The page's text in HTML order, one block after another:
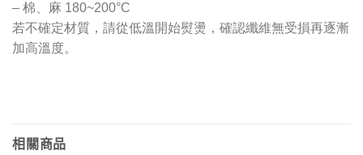
– 棉、麻 180~200°C
若不確定材質，請從低溫開始熨燙，確認纖維無受損再逐漸
加高溫度。
相關商品